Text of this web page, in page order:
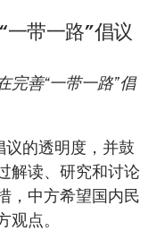
带一路”倡议
完善“一带一路”倡
议的透明度，并鼓
解读、研究和讨论
，中方希望国内民
点。